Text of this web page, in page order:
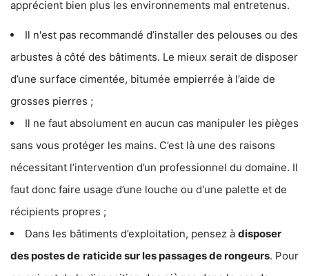
apprécient bien plus les environnements mal entretenus.
Il n'est pas recommandé d’installer des pelouses ou des
arbustes à côté des bâtiments. Le mieux serait de disposer
d’une surface cimentée, bitumée empierrée à l’aide de
grosses pierres ;
Il ne faut absolument en aucun cas manipuler les pièges
sans vous protéger les mains. C’est là une des raisons
nécessitant l’intervention d’un professionnel du domaine. Il
faut donc faire usage d’une louche ou d'une palette et de
récipients propres ;
Dans les bâtiments d’exploitation, pensez à disposer
des postes de raticide sur les passages de rongeurs. Pour